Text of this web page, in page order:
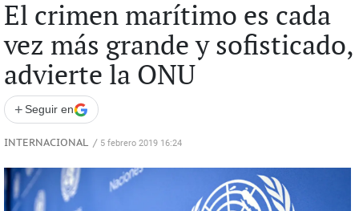
El crimen marítimo es cada
vez más grande y sofisticado,
advierte la ONU
+ Seguir en
INTERNACIONAL / 5 febrero 2019 16:24